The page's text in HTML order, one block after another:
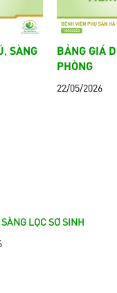
SÀNG
BẢNG GIÁ
PHÒNG
22/05/2026
LỌC SƠ SINH